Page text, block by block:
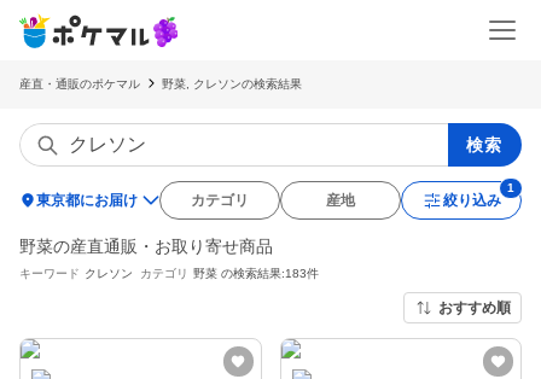
産直・通販のポケマル 野菜, クレソンの検索結果
検索
location_on東京都にお届け カテゴリ 産地 絞り込み
野菜の産直通販・お取り寄せ商品
キーワード クレソン カテゴリ 野菜 の検索結果:183件
おすすめ順